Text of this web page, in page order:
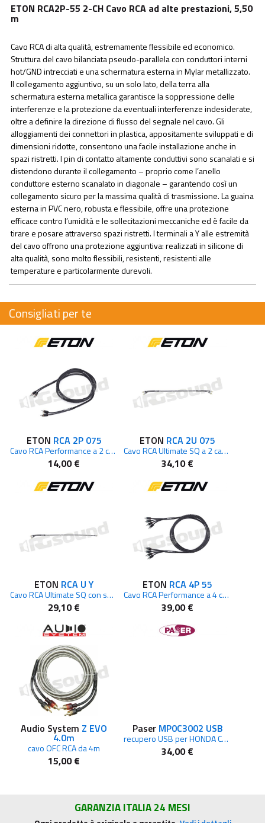
ETON RCA2P-55 2-CH Cavo RCA ad alte prestazioni, 5,50
m
Cavo RCA di alta qualità, estremamente flessibile ed economico.
Struttura del cavo bilanciata pseudo-parallela con conduttori interni
hot/GND intrecciati e una schermatura esterna in Mylar metallizzato.
Il collegamento aggiuntivo, su un solo lato, della terra alla
schermatura esterna metallica garantisce la soppressione delle
interferenze e la protezione da eventuali interferenze indesiderate,
oltre a definire la direzione di flusso del segnale nel cavo. Gli
alloggiamenti dei connettori in plastica, appositamente sviluppati e di
dimensioni ridotte, consentono una facile installazione anche in
spazi ristretti. I pin di contatto altamente conduttivi sono scanalati e si
distendono durante il collegamento – proprio come l’anello
conduttore esterno scanalato in diagonale – garantendo così un
collegamento sicuro per la massima qualità di trasmissione. La guaina
esterna in PVC nero, robusta e flessibile, offre una protezione
efficace contro l’umidità e le sollecitazioni meccaniche ed è facile da
tirare e posare attraverso spazi ristretti. I terminali a Y alle estremità
del cavo offrono una protezione aggiuntiva: realizzati in silicone di
alta qualità, sono molto flessibili, resistenti, resistenti alle
temperature e particolarmente durevoli.
Consigliati per te
ETON RCA 2P 075
Cavo RCA Performance a 2 canali da 0,75 m
14,00 €
ETON RCA 2U 075
Cavo RCA Ultimate SQ a 2 canali da 0,75 m
34,10 €
ETON RCA U Y
Cavo RCA Ultimate SQ con splitter a Y da 0,75 m, da 2 connettori a 1 connettore
29,10 €
ETON RCA 4P 55
Cavo RCA Performance a 4 canali da 5,5 m
39,00 €
Audio System Z EVO
4.0m
cavo OFC RCA da 4m
15,00 €
Paser MP0C3002 USB
recupero USB per HONDA CRV dal 2013
34,00 €
GARANZIA ITALIA 24 MESI